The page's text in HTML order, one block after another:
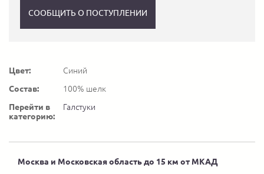
СООБЩИТЬ О ПОСТУПЛЕНИИ
Цвет:
Синий
Состав:
100% шелк
Перейти в
категорию:
Галстуки
Москва и Московская область до 15 км от МКАД